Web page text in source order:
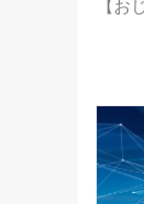
【お